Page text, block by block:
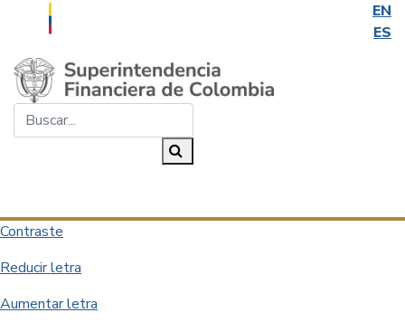
EN
ES
Saltar al contenido principal
Contraste
Reducir letra
Aumentar letra